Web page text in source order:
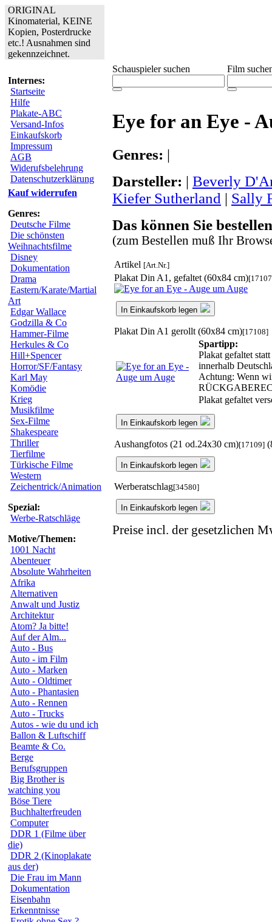
ORIGINAL
Kinomaterial, KEINE
Kopien, Posterdrucke
etc.! Ausnahmen sind
gekennzeichnet.
Internes:
Startseite
Hilfe
Plakate-ABC
Versand-Infos
Einkaufskorb
Impressum
AGB
Widerufsbelehrung
Datenschutzerklärung
Kauf widerrufen
Genres:
Deutsche Filme
Die schönsten
Weihnachtsfilme
Disney
Dokumentation
Drama
Eastern/Karate/Martial
Art
Edgar Wallace
Godzilla & Co
Hammer-Filme
Herkules & Co
Hill+Spencer
Horror/SF/Fantasy
Karl May
Komödie
Krieg
Musikfilme
Sex-Filme
Shakespeare
Thriller
Tierfilme
Türkische Filme
Western
Zeichentrick/Animation
Spezial:
Werbe-Ratschläge
Motive/Themen:
1001 Nacht
Abenteuer
Absolute Wahrheiten
Afrika
Alternativen
Anwalt und Justiz
Architektur
Atom? Ja bitte!
Auf der Alm...
Auto - Bus
Auto - im Film
Auto - Marken
Auto - Oldtimer
Auto - Phantasien
Auto - Rennen
Auto - Trucks
Autos - wie du und ich
Ballon & Luftschiff
Beamte & Co.
Berge
Berufsgruppen
Big Brother is
watching you
Böse Tiere
Buchhalterfreuden
Computer
DDR 1 (Filme über
die)
DDR 2 (Kinoplakate
aus der)
Die Frau im Mann
Dokumentation
Eisenbahn
Erkenntnisse
Schauspieler suchen Film
Eye for an Eye -
Genres: |
Darsteller: | Beverly
Kiefer Sutherland | Sally
Das können Sie
(zum Bestellen muß Ihr
Artikel [Art.Nr.]
Plakat Din A1, gefaltet (60x84 cm)
In Einkaufskorb legen
Plakat Din A1 gerollt (60x84 cm)[17108]
Spartipp:
Plakat gefaltet
innerhalb
Achtung: Wenn
Plakat gefaltet
In Einkaufskorb legen
Aushangfotos (21 od.24x30 cm)[17109]
In Einkaufskorb legen
Werberatschlag[34580]
In Einkaufskorb legen
Preise incl. der gesetzlichen